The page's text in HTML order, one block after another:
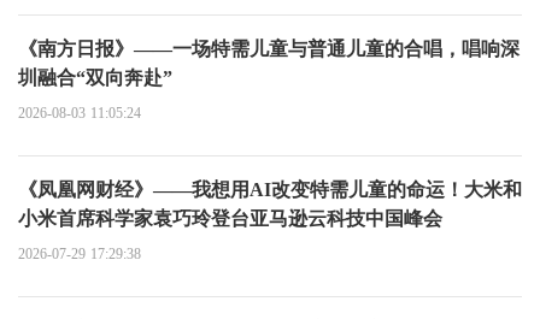
《南方日报》——一场特需儿童与普通儿童的合唱，唱响深
圳融合“双向奔赴”
2026-08-03 11:05:24
《凤凰网财经》——我想用AI改变特需儿童的命运！大米和
小米首席科学家袁巧玲登台亚马逊云科技中国峰会
2026-07-29 17:29:38